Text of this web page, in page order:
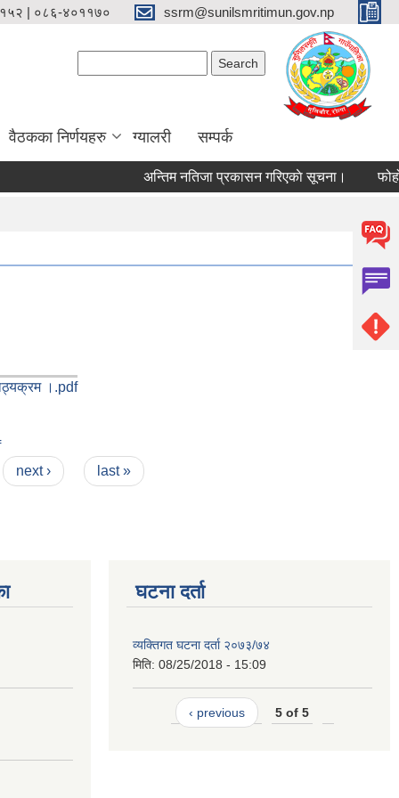
| ०८६-४०११७० ssrm@sunilsmritimun.gov.np
वैठकका निर्णयहरु ग्यालरी सम्पर्क
अन्तिम नतिजा प्रकासन गरिएकाे सूचना। फोहोर
।.pdf
next ›
last »
घटना दर्ता
व्यक्तिगत घटना दर्ता २०७३/७४
मिति: 08/25/2018 - 15:09
‹ previous 5 of 5